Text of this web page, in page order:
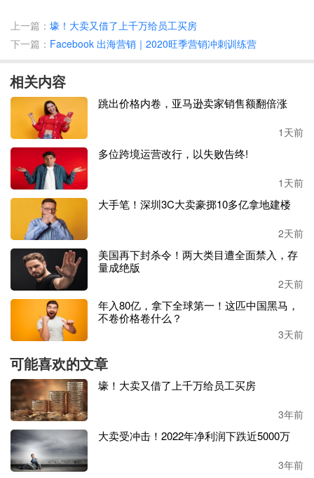
效标准的时候“帮助他们提高”。但有两名亚马逊员工认为，
仓库里的机器人都比他们的待遇要好。
他们还补充道：
导的质疑，只要你没有在工作，他们就会来查看到底发生了
什么事，有时候只是离开了几分钟就会在系统中留下纪
录。”
还有一名员工抱怨称，自己本身患有糖尿病，但是在硕大的
仓库里要上个厕所也很不容易，有时候往返路程就需要 15分
针对这一问题亚马逊方面解释道，员工如果需要外出可以随
时暂停绩效统计工具，并否认了员工指出的情况。
去年8月份，亚马逊为英国的员工提供了5%的加薪，但是由
于40年不见的高通胀水平，这点加薪显然是杯水车薪，许多
上一篇： 壕！大卖又借了上千万给员工买房
下一篇： Facebook 出海营销｜2020旺季营销冲刺训练营
相关内容
跳出价格内卷，亚马逊卖家销售额翻倍涨
1天前
多位跨境运营改行，以失败告终!
1天前
大手笔！深圳3C大卖豪掷10多亿拿地建楼
2天前
美国再下封杀令！两大类目遭全面禁入，存
量成绝版
2天前
年入80亿，拿下全球第一！这匹中国黑马，
不卷价格卷什么？
3天前
可能喜欢的文章
壕！大卖又借了上千万给员工买房
3年前
大卖受冲击！2022年净利润下跌近5000万
3年前